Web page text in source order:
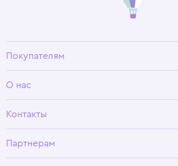
Покупателям
Условия возврата
О нас
Программа лояльности
Контакты
Партнерам